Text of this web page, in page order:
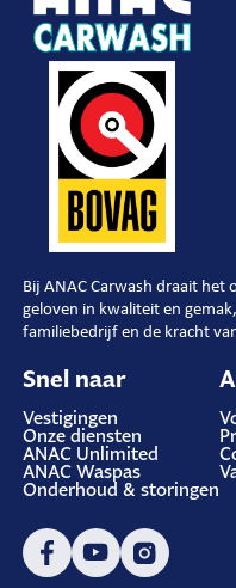
Bij ANAC Carwash draait het
geloven in kwaliteit en
familiebedrijf en de kracht
Snel naar
Vestigingen
Onze diensten
ANAC Unlimited
ANAC Waspas
Onderhoud & storingen